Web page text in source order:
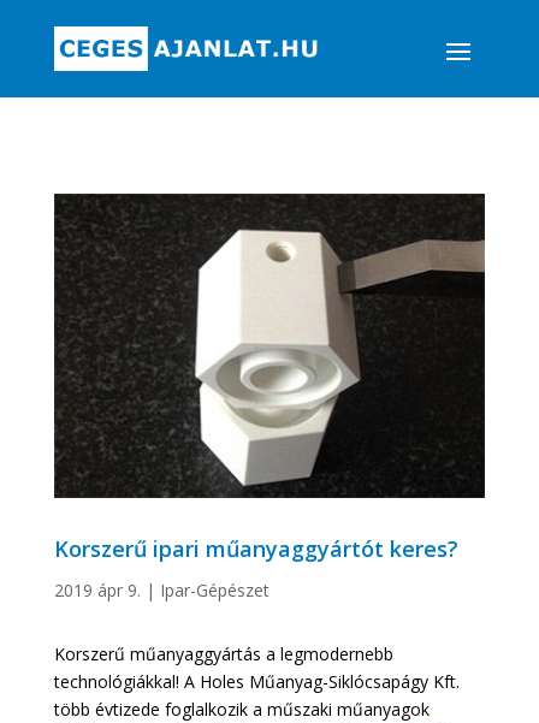
Korszerű ipari műanyaggyártót keres?
2019 ápr 9. | Ipar-Gépészet
Korszerű műanyaggyártás a legmodernebb
technológiákkal! A Holes Műanyag-Siklócsapágy Kft.
több évtizede foglalkozik a műszaki műanyagok